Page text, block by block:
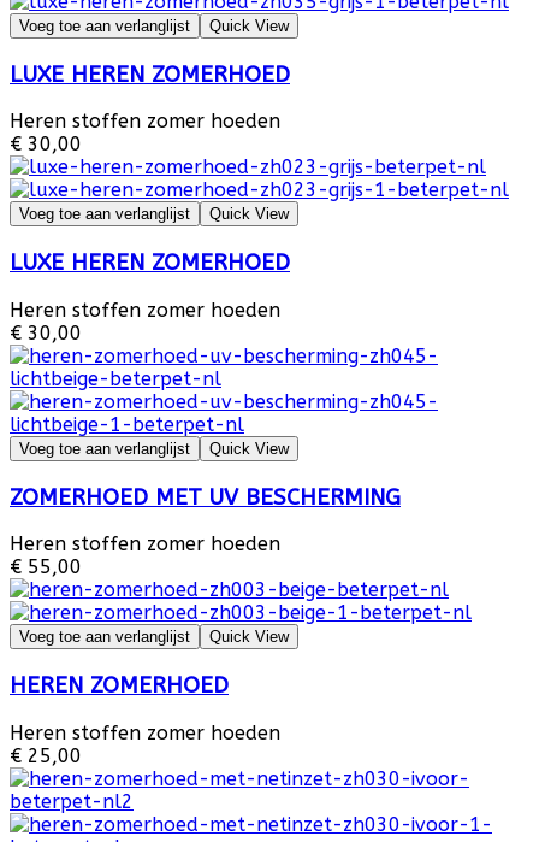
Voeg toe aan verlanglijst Quick View
LUXE HEREN ZOMERHOED
Heren stoffen zomer hoeden
€ 30,00
Voeg toe aan verlanglijst Quick View
LUXE HEREN ZOMERHOED
Heren stoffen zomer hoeden
€ 30,00
Voeg toe aan verlanglijst Quick View
ZOMERHOED MET UV BESCHERMING
Heren stoffen zomer hoeden
€ 55,00
Voeg toe aan verlanglijst Quick View
HEREN ZOMERHOED
Heren stoffen zomer hoeden
€ 25,00